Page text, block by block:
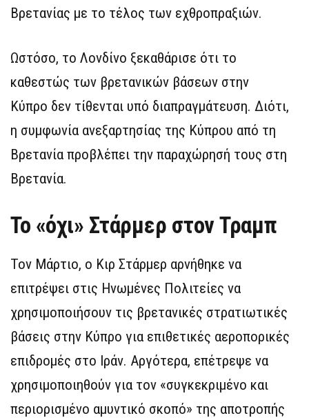
Βρετανίας με το τέλος των εχθροπραξιών.
Ωστόσο, το Λονδίνο ξεκαθάρισε ότι το
καθεστώς των βρετανικών βάσεων στην
Κύπρο δεν τίθενται υπό διαπραγμάτευση. Διότι,
η συμφωνία ανεξαρτησίας της Κύπρου από τη
Βρετανία προβλέπει την παραχώρησή τους στη
Βρετανία.
Το «όχι» Στάρμερ στον Τραμπ
Τον Μάρτιο, ο Κιρ Στάρμερ αρνήθηκε να
επιτρέψει στις Ηνωμένες Πολιτείες να
χρησιμοποιήσουν τις βρετανικές στρατιωτικές
βάσεις στην Κύπρο για επιθετικές αεροπορικές
επιδρομές στο Ιράν. Αργότερα, επέτρεψε να
χρησιμοποιηθούν για τον «συγκεκριμένο και
περιορισμένο αμυντικό σκοπό» της αποτροπής